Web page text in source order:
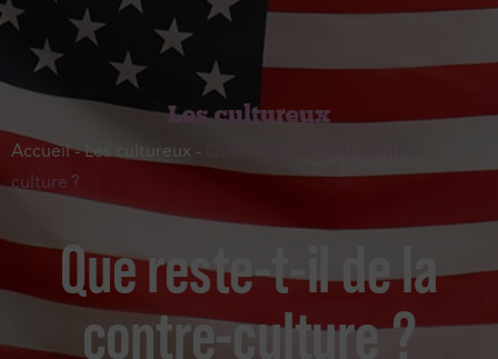
Les cultureux
Accueil-Les cultureux -
culture ?
Que reste-t-il de la
contre-culture ?